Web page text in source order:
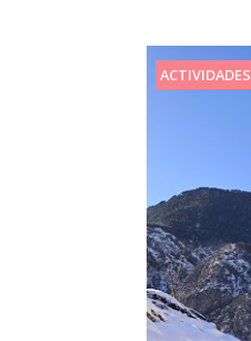
ACTIVIDADES